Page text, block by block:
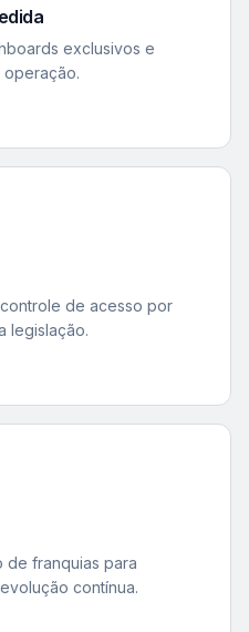
exclusivos e
operação.
de acesso por
legislação.
de franquias para
contínua.